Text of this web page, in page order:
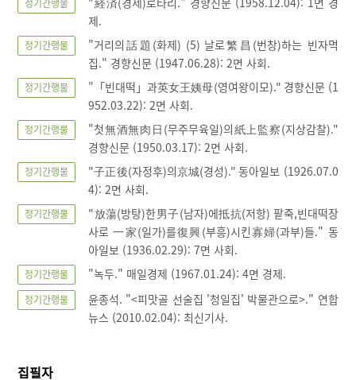
정기간행물
제.
정기간행물
"거리의話題(화제) (5) 날로繁昌(번창)하는 빈자멱
집." 경향신문 (1947.06.28): 2면 사회.
정기간행물
"「빈대떡」과英女王姨母(영여왕이모)." 경향신문 (1
952.03.22): 2면 사회.
정기간행물
"첫無酒無肉日(무주무육일)의紙上監察(지상감찰)."
경향신문 (1950.03.17): 2면 사회.
정기간행물
"子正後(자정후)의京城(경성)." 동아일보 (1926.07.0
4): 2면 사회.
정기간행물
"放蕩(방탕)한男子(남자)에抵抗(저항) 팥죽,빈대떡장
사로 一家(일가)를復興(부흥)시킨寡婦(과부)들." 동
아일보 (1936.02.29): 7면 사회.
정기간행물 "녹두." 매일경제 (1967.01.24): 4면 경제.
정기간행물
윤종석. "<피맛골 선술집 '청일집' 박물관으로>." 연합
뉴스 (2010.02.04): 최신기사.
집필자